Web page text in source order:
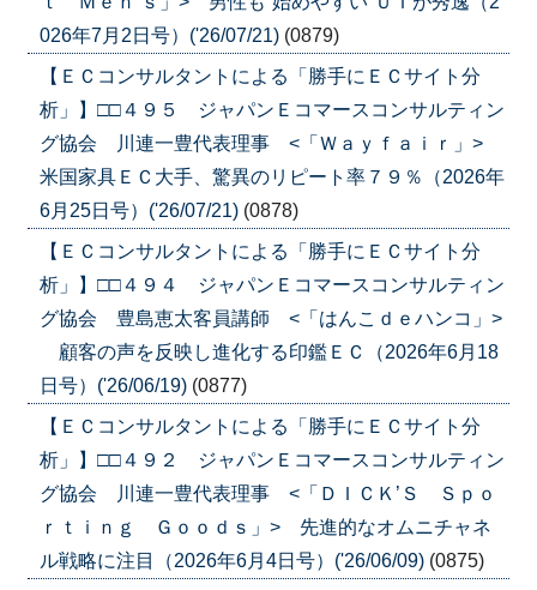
026年7月2日号）('26/07/21) (0879)
【ＥＣコンサルタントによる「勝手にＥＣサイト分
析」】□□４９５ ジャパンＥコマースコンサルティン
グ協会 川連一豊代表理事 <「Ｗａｙｆａｉｒ」>
米国家具ＥＣ大手、驚異のリピート率７９％（2026年
6月25日号）('26/07/21) (0878)
【ＥＣコンサルタントによる「勝手にＥＣサイト分
析」】□□４９４ ジャパンＥコマースコンサルティン
グ協会 豊島恵太客員講師 <「はんこｄｅハンコ」>
顧客の声を反映し進化する印鑑ＥＣ（2026年6月18
日号）('26/06/19) (0877)
【ＥＣコンサルタントによる「勝手にＥＣサイト分
析」】□□４９２ ジャパンＥコマースコンサルティン
グ協会 川連一豊代表理事 <「ＤＩＣＫ’Ｓ Ｓｐｏ
ｒｔｉｎｇ Ｇｏｏｄｓ」> 先進的なオムニチャネ
ル戦略に注目（2026年6月4日号）('26/06/09) (0875)